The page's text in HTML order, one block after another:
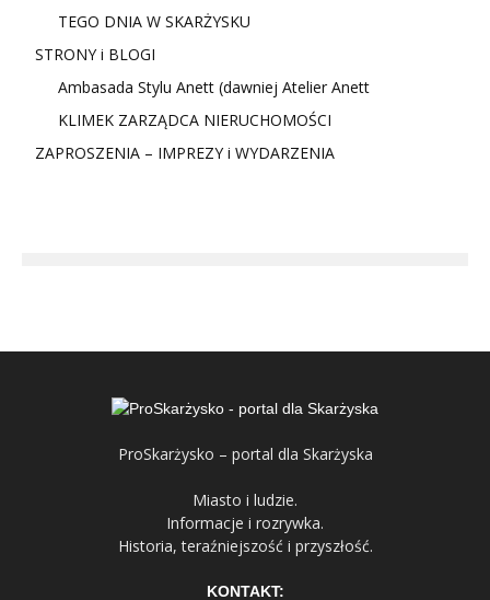
TEGO DNIA W SKARŻYSKU
STRONY i BLOGI
Ambasada Stylu Anett (dawniej Atelier Anett
KLIMEK ZARZĄDCA NIERUCHOMOŚCI
ZAPROSZENIA – IMPREZY i WYDARZENIA
ProSkarżysko – portal dla Skarżyska
Miasto i ludzie.
Informacje i rozrywka.
Historia, teraźniejszość i przyszłość.
KONTAKT: